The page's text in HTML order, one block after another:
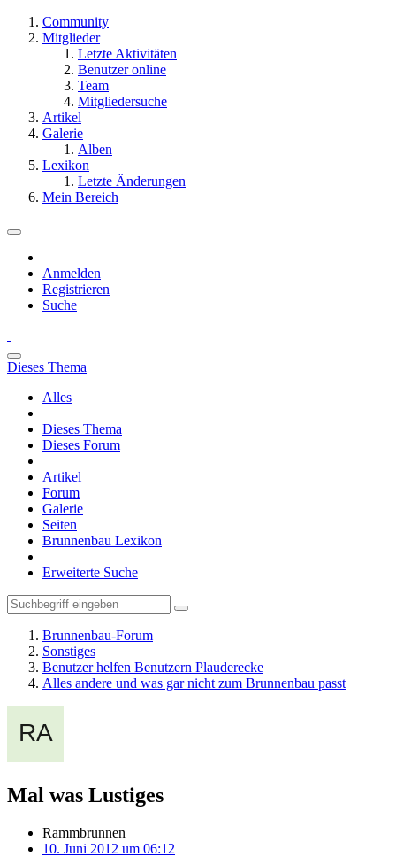
Community
Mitglieder
Letzte Aktivitäten
Benutzer online
Team
Mitgliedersuche
Artikel
Galerie
Alben
Lexikon
Letzte Änderungen
Mein Bereich
Anmelden
Registrieren
Suche
Dieses Thema
Alles
Dieses Thema
Dieses Forum
Artikel
Forum
Galerie
Seiten
Brunnenbau Lexikon
Erweiterte Suche
Brunnenbau-Forum
Sonstiges
Benutzer helfen Benutzern Plauderecke
Alles andere und was gar nicht zum Brunnenbau passt
Mal was Lustiges
Rammbrunnen
10. Juni 2012 um 06:12